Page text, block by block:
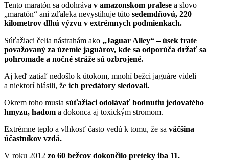
Tento maratón sa odohráva v amazonskom pralese a slovo
„maratón“ ani zďaleka nevystihuje túto sedemdňovú, 220
kilometrov dlhú výzvu v extrémnych podmienkach.
Súťažiaci čelia nástrahám ako „Jaguar Alley“ – úsek trate
považovaný za územie jaguárov, kde sa odporúča držať sa
pohromade a nočné stráže sú ozbrojené.
Aj keď zatiaľ nedošlo k útokom, mnohí bežci jaguáre videli
a niektorí hlásili, že ich predátory sledovali.
Okrem toho musia súťažiaci odolávať bodnutiu jedovatého
hmyzu, hadom a dokonca aj toxickým stromom.
Extrémne teplo a vlhkosť často vedú k tomu, že sa väčšina
účastníkov vzdá.
V roku 2012 zo 60 bežcov dokončilo preteky iba 11.